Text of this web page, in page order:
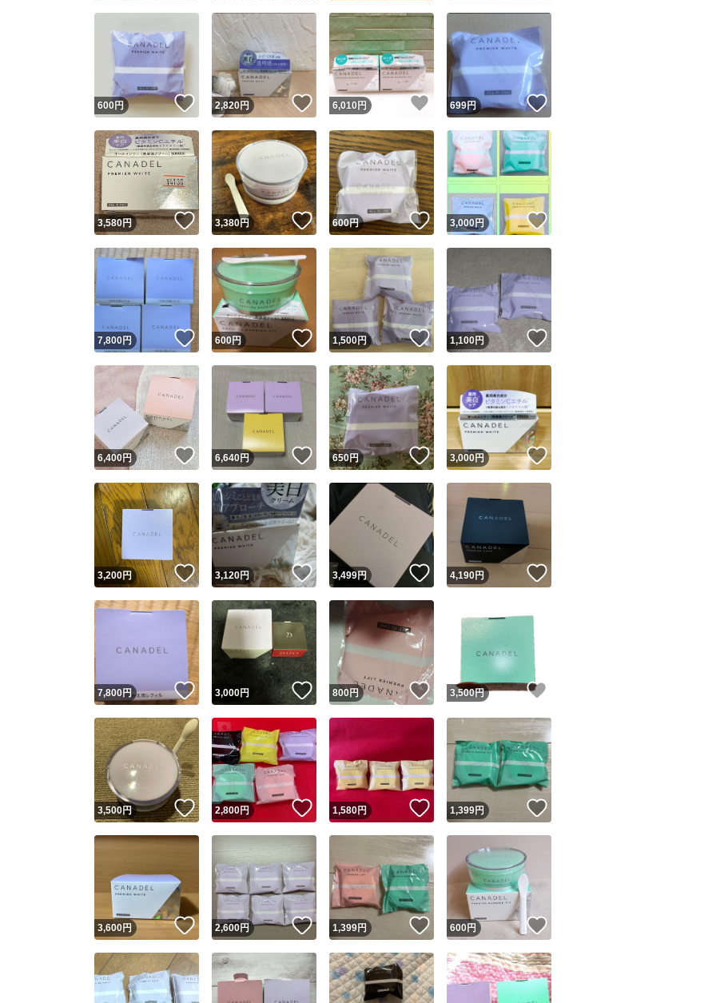
スピード&安心発送
※このバッジは実績に基づく表示であり、発送を保証しているものではありません
スピード＆安心発送
このユーザーは高頻度で24時間以内＆設定した発送日数内に発
ます
スピード発送 このユーザーは高頻度で24時間以内に発送しています
安心発送 このユーザーは設定した発送日数内に発送しています
キャンセル
600円 いいね！
2,820円 いいね！
6,010 円 いいね！
699円 いいね！
3,580円 いいね！
3,380円 いいね！
600円 いいね！
3,000円
7,800円 いいね！
600円 いいね！
1,500円 いいね！
1,100円
6,400円 いいね！
6,640円 いいね！
650円 いいね！
3,000円 いいね！
3,200円 いいね！
3,120円 いいね！
3,499円 いいね！
4,190円
7,800円 いいね！
3,000円 いいね！
800円 いいね！
3,500円
3,500円 いいね！
2,800円 いいね！
1,580円 いいね！
1,399円
3,600円 いいね！
2,600円 いいね！
1,399円 いいね！
600円